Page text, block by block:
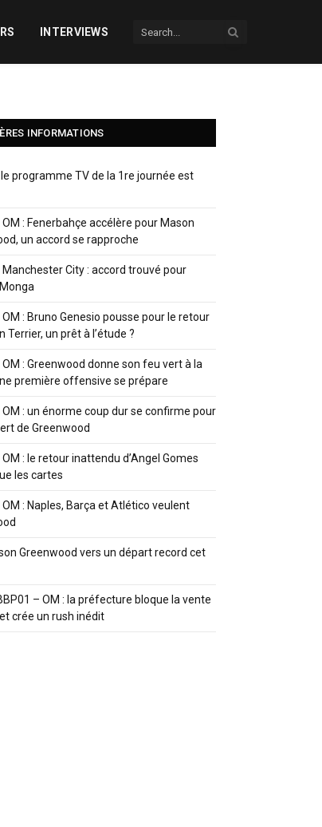
INTERVIEWS
INFORMATIONS
le programme TV de la 1re journée est
: Fenerbahçe accélère pour Mason
un accord se rapproche
Manchester City : accord trouvé pour
: Bruno Genesio pousse pour le retour
Terrier, un prêt à l’étude ?
: Greenwood donne son feu vert à la
première offensive se prépare
: un énorme coup dur se confirme pour
de Greenwood
: le retour inattendu d’Angel Gomes
les cartes
: Naples, Barça et Atlético veulent
Greenwood vers un départ record cet
– OM : la préfecture bloque la vente
crée un rush inédit